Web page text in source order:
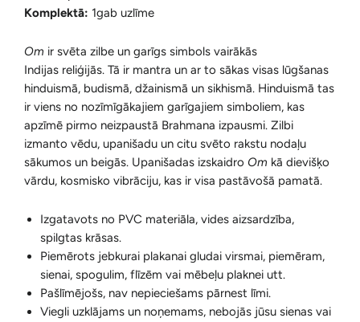
Komplektā: 1gab uzlīme
Om ir svēta zilbe un garīgs simbols vairākās
Indijas reliģijās. Tā ir mantra un ar to sākas visas lūgšanas
hinduismā, budismā, džainismā un sikhismā. Hinduismā tas
ir viens no nozīmīgākajiem garīgajiem simboliem, kas
apzīmē pirmo neizpaustā Brahmana izpausmi. Zilbi
izmanto vēdu, upanišadu un citu svēto rakstu nodaļu
sākumos un beigās. Upanišadas izskaidro Om kā dievišķo
vārdu, kosmisko vibrāciju, kas ir visa pastāvošā pamatā.
Izgatavots no PVC materiāla, vides aizsardzība,
spilgtas krāsas.
Piemērots jebkurai plakanai gludai virsmai, piemēram,
sienai, spogulim, flīzēm vai mēbeļu plaknei utt.
Pašlīmējošs, nav nepieciešams pārnest līmi.
Viegli uzklājams un noņemams, nebojās jūsu sienas vai